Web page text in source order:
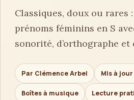
Classiques, doux ou rares
prénoms féminins en S
sonorité, d’orthographe et
Par Clémence Arbel Mis à
Boîtes à musique Lecture